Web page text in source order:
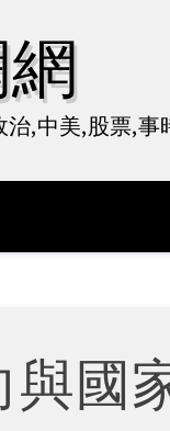
治,中美,股票,事
國